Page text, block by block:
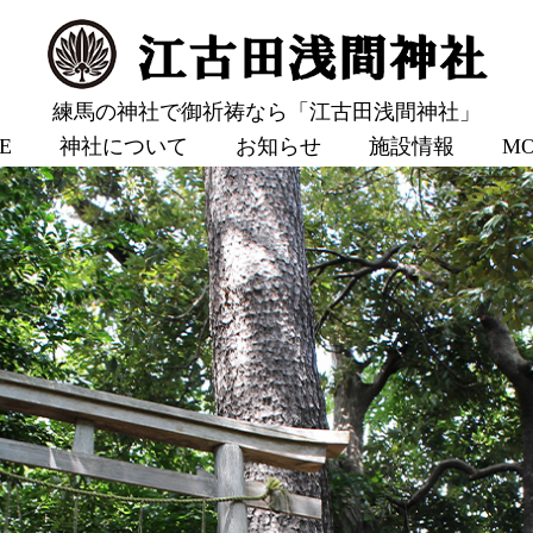
練馬の神社で御祈祷なら「江古田浅間神社」
神社について お知らせ 施設情報